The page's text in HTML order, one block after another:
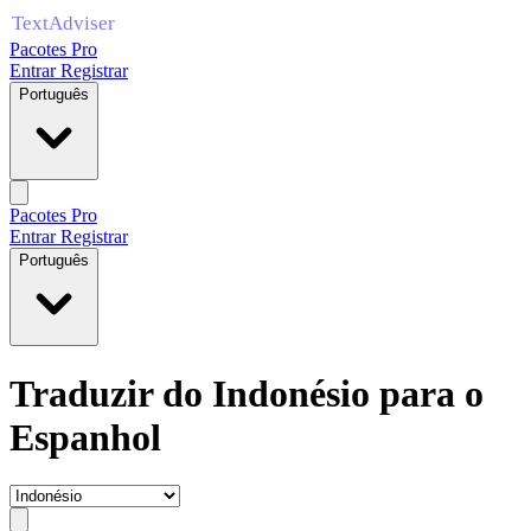
Pacotes Pro
EntrarRegistrar
Português
Pacotes Pro
EntrarRegistrar
Português
Traduzir do Indonésio para o
Espanhol